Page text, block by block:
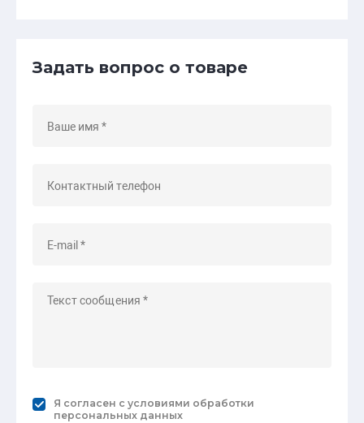
Задать вопрос о товаре
Я согласен с условиями обработки
персональных данных